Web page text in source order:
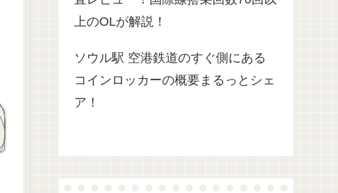
上のOLが解説！
ソウル駅 空港鉄道のすぐ側にある
コインロッカーの概要まるっとシェ
ア！